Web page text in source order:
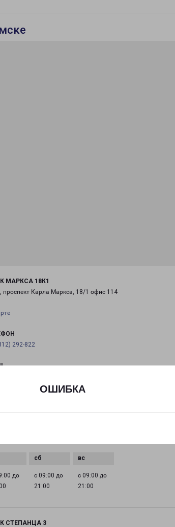
ОШИБКА
МАРКСА 18К1
проспект Карла Маркса, 18/1 офис 114
292-822
до
с 09:00 до
21:00
с 09:00 до
21:00
СТЕПАНЦА 3